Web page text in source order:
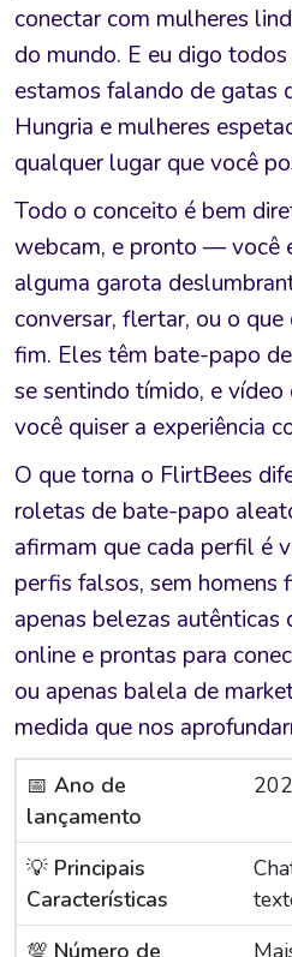
conectar com mulheres
do mundo. E eu digo
estamos falando de gatas
Hungria e mulheres
qualquer lugar que você
Todo o conceito é bem
webcam, e pronto — você
alguma garota
conversar, flertar, ou o
fim. Eles têm bate-papo
se sentindo tímido, e
você quiser a experiência
O que torna o FlirtBees
roletas de bate-papo
afirmam que cada perfil é
perfis falsos, sem homens
apenas belezas
online e prontas para
ou apenas balela de
medida que nos
📅 Ano de
lançamento
💡 Principais
Características
💯 Número de